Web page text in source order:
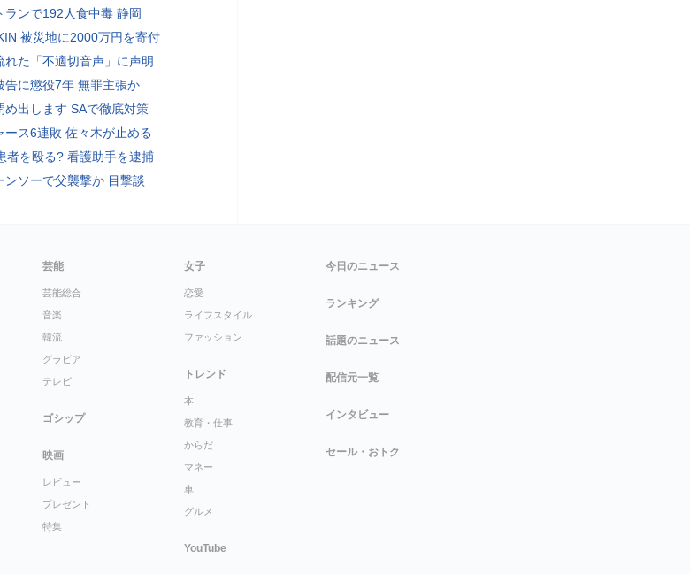
ランで192人食中毒 静岡
被災地に2000万円を寄付
れた「不適切音声」に声明
告に懲役7年 無罪主張か
め出します SAで徹底対策
ース6連敗 佐々木が止める
者を殴る? 看護助手を逮捕
ンソーで父襲撃か 目撃談
芸能
芸能総合
音楽
韓流
グラビア
テレビ
ゴシップ
映画
レビュー
プレゼント
特集
女子
恋愛
ライフスタイル
ファッション
トレンド
本
教育・仕事
からだ
マネー
車
グルメ
YouTube
今日のニュース
ランキング
話題のニュース
配信元一覧
インタビュー
セール・おトク